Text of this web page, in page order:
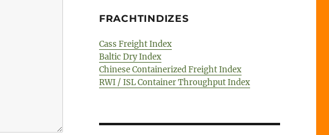
FRACHTINDIZES
Cass Freight Index
Baltic Dry Index
Chinese Containerized Freight Index
RWI / ISL Container Throughput Index